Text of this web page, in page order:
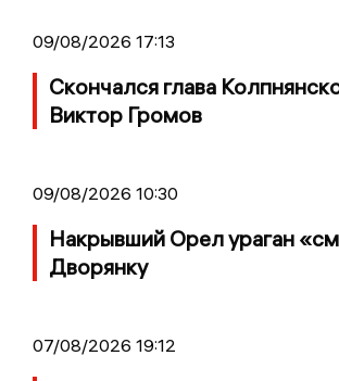
09/08/2026 17:13
Скончался глава
Виктор Громов
09/08/2026 10:30
Накрывший Орел ураган
Дворянку
07/08/2026 19:12